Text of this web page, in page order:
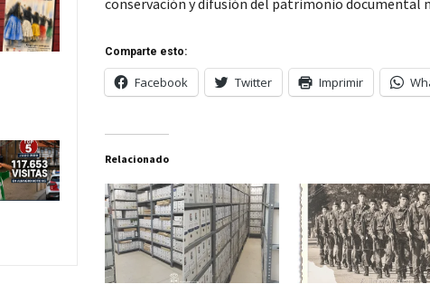
Comparte esto:
Facebook Twitter Imprimir
Relacionado